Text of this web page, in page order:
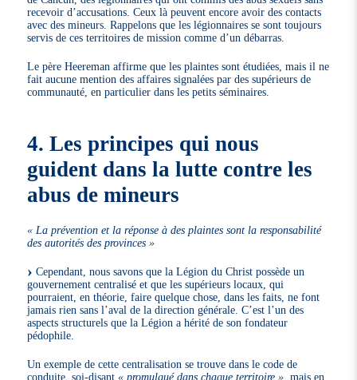
recevoir d’accusations. Ceux là peuvent encore avoir des contacts
avec des mineurs. Rappelons que les légionnaires se sont toujours
servis de ces territoires de mission comme d’un débarras.
Le père Heereman affirme que les plaintes sont étudiées, mais il ne
fait aucune mention des affaires signalées par des supérieurs de
communauté, en particulier dans les petits séminaires.
4. Les principes qui nous
guident dans la lutte contre les
abus de mineurs
« La prévention et la réponse à des plaintes sont la responsabilité
des autorités des provinces »
Cependant, nous savons que la Légion du Christ possède un
gouvernement centralisé et que les supérieurs locaux, qui
pourraient, en théorie, faire quelque chose, dans les faits, ne font
jamais rien sans l’aval de la direction générale. C’est l’un des
aspects structurels que la Légion a hérité de son fondateur
pédophile.
Un exemple de cette centralisation se trouve dans le code de
conduite, soi-disant« promulgué dans chaque territoire » , mais en